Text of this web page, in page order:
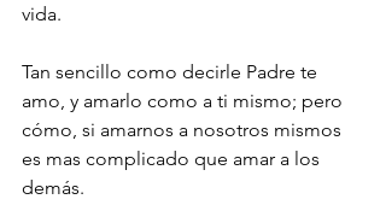
vida.
Tan sencillo como decirle Padre te
amo, y amarlo como a ti mismo; pero
cómo, si amarnos a nosotros mismos
es mas complicado que amar a los
demás.